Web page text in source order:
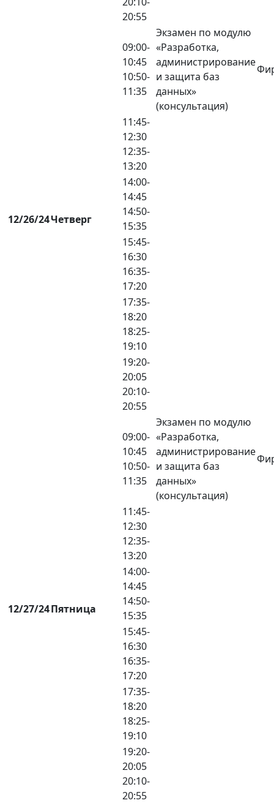
20:55
12/26/24Четверг
09:00-
10:45
10:50-
11:35
Экзамен по модулю
«Разработка,
администрирование
и защита баз
данных»
(консультация)
11:45-
12:30
12:35-
13:20
14:00-
14:45
14:50-
15:35
15:45-
16:30
16:35-
17:20
17:35-
18:20
18:25-
19:10
19:20-
20:05
20:10-
20:55
12/27/24Пятница
09:00-
10:45
10:50-
11:35
Экзамен по модулю
«Разработка,
администрирование
и защита баз
данных»
(консультация)
11:45-
12:30
12:35-
13:20
14:00-
14:45
14:50-
15:35
15:45-
16:30
16:35-
17:20
17:35-
18:20
18:25-
19:10
19:20-
20:05
20:10-
20:55